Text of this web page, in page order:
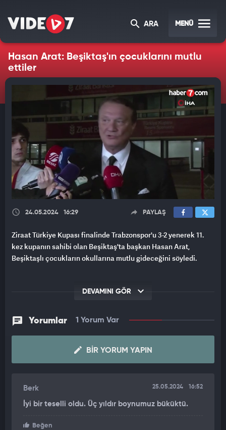
ARA MENÜ
Hasan Arat: Beşiktaş'ın çocuklarını mutlu
ettiler
24.05.2024 16:29 PAYLAŞ
Ziraat Türkiye Kupası finalinde Trabzonspor'u 3-2 yenerek 11.
kez kupanın sahibi olan Beşiktaş'ta başkan Hasan Arat,
Beşiktaşlı çocukların okullarına mutlu gideceğini söyledi.
DEVAMINI GÖR
Yorumlar 1 Yorum Var
BIR YORUM YAPIN
Berk 25.05.2024 16:52
İyi bir teselli oldu. Üç yıldır boynumuz büküktü.
Beğen